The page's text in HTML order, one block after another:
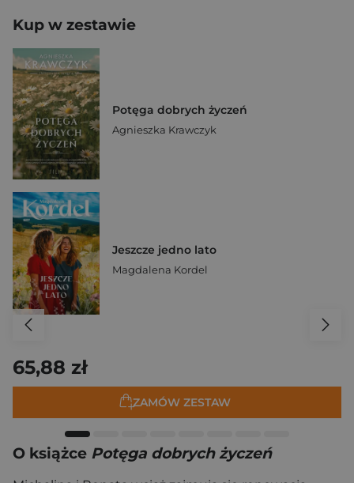
Kup w zestawie
Potęga dobrych życzeń
Agnieszka Krawczyk
Jeszcze jedno lato
Magdalena Kordel
65,88 zł
ZAMÓW ZESTAW
O książce Potęga dobrych życzeń